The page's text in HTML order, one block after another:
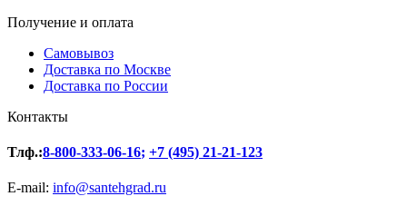
Получение и оплата
Самовывоз
Доставка по Москве
Доставка по России
Контакты
Тлф.:8-800-333-06-16; +7 (495) 21-21-123
E-mail: info@santehgrad.ru